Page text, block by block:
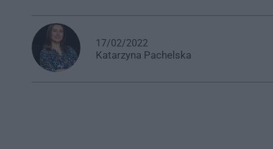
17/02/2022
Katarzyna Pachelska